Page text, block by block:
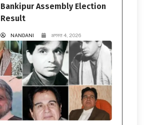
Bankipur Assembly Election
Result
NANDANI अगस्त 4, 2026